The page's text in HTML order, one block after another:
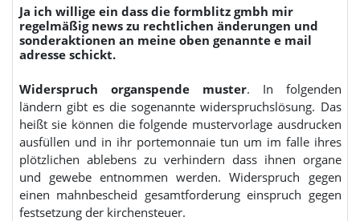
Ja ich willige ein dass die formblitz gmbh mir
regelmäßig news zu rechtlichen änderungen und
sonderaktionen an meine oben genannte e mail
adresse schickt.
Widerspruch organspende muster. In folgenden
ländern gibt es die sogenannte widerspruchslösung. Das
heißt sie können die folgende mustervorlage ausdrucken
ausfüllen und in ihr portemonnaie tun um im falle ihres
plötzlichen ablebens zu verhindern dass ihnen organe
und gewebe entnommen werden. Widerspruch gegen
einen mahnbescheid gesamtforderung einspruch gegen
festsetzung der kirchensteuer.